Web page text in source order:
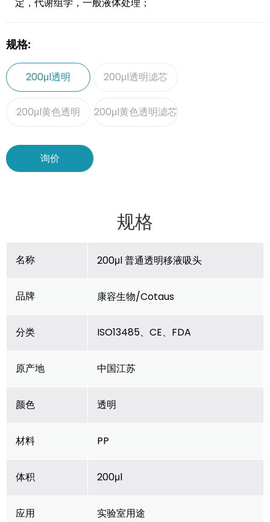
规格:
200μl透明 200μl透明滤芯
200μl黄色透明 200μl黄色透明滤芯
询价
规格
名称 200μl 普通透明移液吸头
品牌 康容生物/Cotaus
分类 ISO13485、CE、FDA
原产地 中国江苏
颜色 透明
材料 PP
体积 200μl
应用 实验室用途